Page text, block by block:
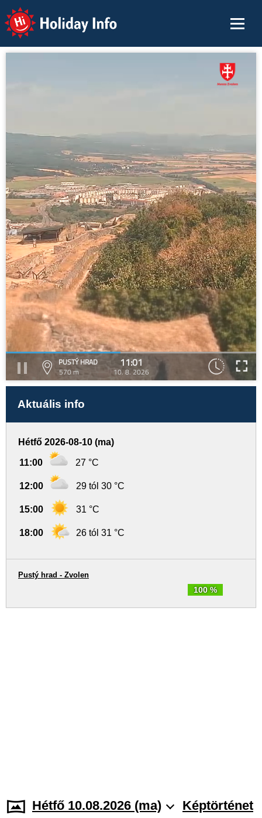
Holiday Info
PUSTÝ HRAD
570 m
11:01
10. 8. 2026
Aktuális info
Hétfő 2026-08-10 (ma)
11:00 27 °C
12:00 29 tól 30 °C
15:00 31 °C
18:00 26 tól 31 °C
100 %
Pustý hrad - Zvolen
Hétfő 10.08.2026 (ma) Képtörténet